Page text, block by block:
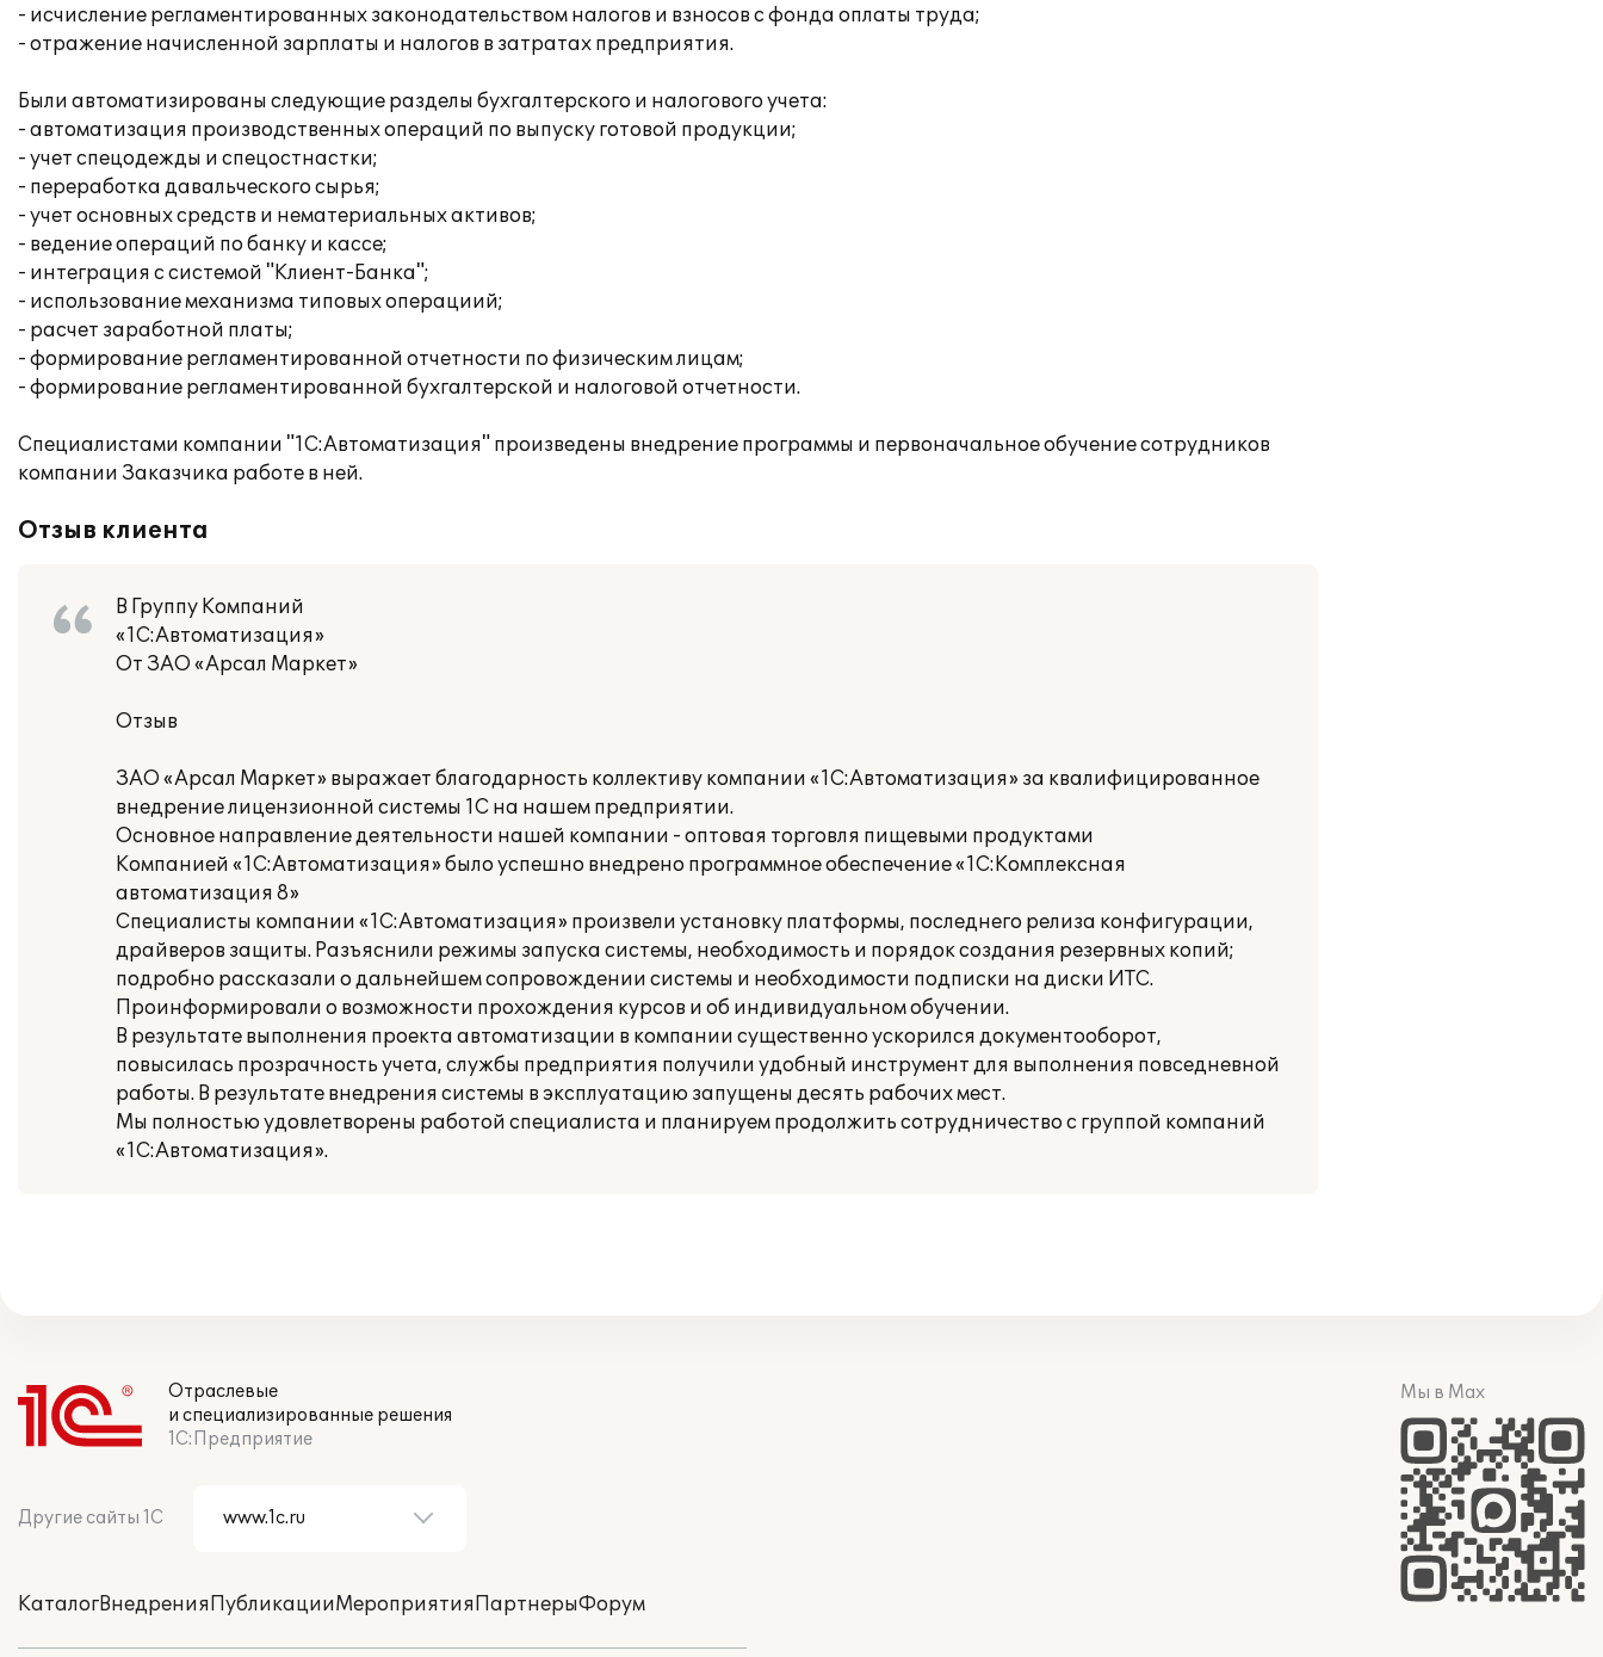
- исчисление регламентированных законодательством налогов и взносов с фонда оплаты труда;
- отражение начисленной зарплаты и налогов в затратах предприятия.
Были автоматизированы следующие разделы бухгалтерского и налогового учета:
- автоматизация производственных операций по выпуску готовой продукции;
- учет спецодежды и спецостнастки;
- переработка давальческого сырья;
- учет основных средств и нематериальных активов;
- ведение операций по банку и кассе;
- интеграция с системой "Клиент-Банка";
- использование механизма типовых операциий;
- расчет заработной платы;
- формирование регламентированной отчетности по физическим лицам;
- формирование регламентированной бухгалтерской и налоговой отчетности.
Специалистами компании "1С:Автоматизация" произведены внедрение программы и первоначальное обучение сотрудников
компании Заказчика работе в ней.
Отзыв клиента
В Группу Компаний
«1С:Автоматизация»
От ЗАО «Арсал Маркет»
Отзыв
ЗАО «Арсал Маркет» выражает благодарность коллективу компании «1С:Автоматизация» за квалифицированное
внедрение лицензионной системы 1С на нашем предприятии.
Основное направление деятельности нашей компании - оптовая торговля пищевыми продуктами
Компанией «1С:Автоматизация» было успешно внедрено программное обеспечение «1С:Комплексная
автоматизация 8»
Специалисты компании «1С:Автоматизация» произвели установку платформы, последнего релиза конфигурации,
драйверов защиты. Разъяснили режимы запуска системы, необходимость и порядок создания резервных копий;
подробно рассказали о дальнейшем сопровождении системы и необходимости подписки на диски ИТС.
Проинформировали о возможности прохождения курсов и об индивидуальном обучении.
В результате выполнения проекта автоматизации в компании существенно ускорился документооборот,
повысилась прозрачность учета, службы предприятия получили удобный инструмент для выполнения повседневной
работы. В результате внедрения системы в эксплуатацию запущены десять рабочих мест.
Мы полностью удовлетворены работой специалиста и планируем продолжить сотрудничество с группой компаний
«1С:Автоматизация».
Отраслевые
и специализированные решения
1С:Предприятие
Другие сайты 1С
КаталогВнедренияПубликацииМероприятияПартнерыФорум
Мы в Max